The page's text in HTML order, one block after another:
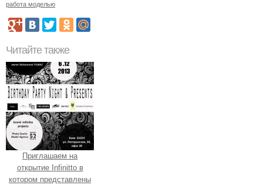
работа моделью
Читайте также
Приглашаем на
открытие Infinitto в
котором представлены